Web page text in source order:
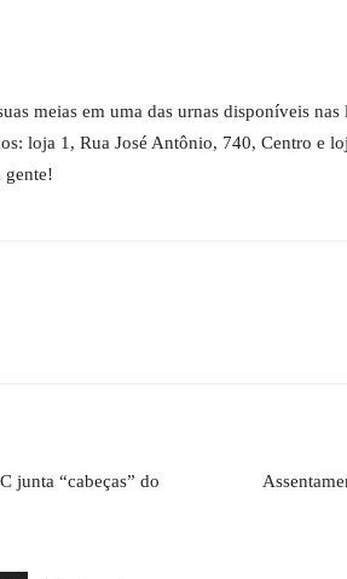
meias em uma das urnas disponíveis
loja 1, Rua José Antônio, 740, Centro e
gente!
junta “cabeças” do